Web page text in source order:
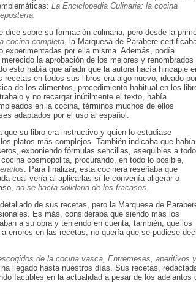
La Enciclopedia Culinaria: la cocina
sobre su formación culinaria, pero desde la
cocina completa, la Marquesa de Parabere
experimentadas por ella misma. Además, podía
la aprobación de los mejores y renombrados
esto había que añadir que la autora hacía hincapié
en todos sus libros era algo nuevo, ideado
de los alimentos, procedimiento habitual en los
y no recargar inútilmente el texto, había
en la cocina, términos muchos de ellos
adaptados por el uso al español.
que su libro era instructivo y quien lo estudiase
platos más complejos. También indicaba que había
exponiendo fórmulas sencillas, asequibles a
cosmopolita, procurando, en todo lo posible,
. Para finalizar, esta cocinera reseñaba que
cual vería al aplicarlas sí le convenía aligerar o
no se hacía solidaria de los fracasos.
de sus recetas, pero la Marquesa de
Es más, consideraba que siendo más los
a su obra y teniendo en cuenta, también, que los
errores en las recetas, no quería que se pudiese
de la cocina vasca, Entremeses, aperitivos y
llegado hasta nuestros días. Sus recetas,
factibles en la actualidad a pesar de los adelantos